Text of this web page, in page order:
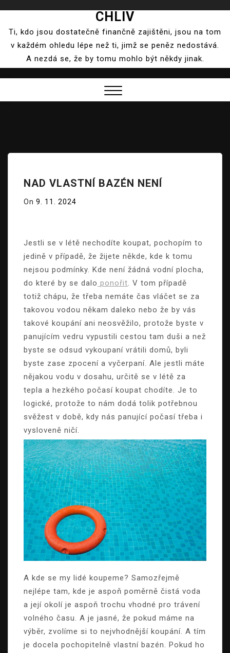
content
CHLIV
Ti, kdo jsou dostatečně finančně zajištěni, jsou na tom
v každém ohledu lépe než ti, jimž se peněz nedostává.
A nezdá se, že by tomu mohlo být někdy jinak.
NAD VLASTNÍ BAZÉN NENÍ
On 9. 11. 2024
Jestli se v létě nechodíte koupat, pochopím to
jedině v případě, že žijete někde, kde k tomu
nejsou podmínky. Kde není žádná vodní plocha,
do které by se dalo ponořit . V tom případě
totiž chápu, že třeba nemáte čas vláčet se za
takovou vodou někam daleko nebo že by vás
takové koupání ani neosvěžilo, protože byste v
panujícím vedru vypustili cestou tam duši a než
byste se odsud vykoupaní vrátili domů, byli
byste zase zpocení a vyčerpaní. Ale jestli máte
nějakou vodu v dosahu, určitě se v létě za
tepla a hezkého počasí koupat chodíte. Je to
logické, protože to nám dodá tolik potřebnou
svěžest v době, kdy nás panující počasí třeba i
vysloveně ničí.
A kde se my lidé koupeme? Samozřejmě
nejlépe tam, kde je aspoň poměrně čistá voda
a její okolí je aspoň trochu vhodné pro trávení
volného času. A je jasné, že pokud máme na
výběr, zvolíme si to nejvhodnější koupání. A tím
je docela pochopitelně vlastní bazén. Pokud ho